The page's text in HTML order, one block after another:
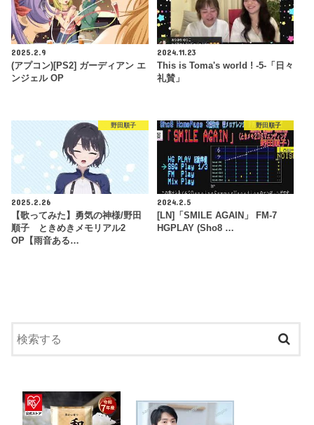
2025.2.9
(アプコン)[PS2] ガーディアン エ
ンジェル OP
2024.11.23
This is Toma's world ! -5-「日々
礼賛」
野田順子
2025.2.26
【歌ってみた】勇気の神様/野田
順子 ときめきメモリアル2
OP【雨音ある…
野田順子
2024.2.5
[LN]「SMILE AGAIN」 FM-7
HGPLAY (Sho8 …